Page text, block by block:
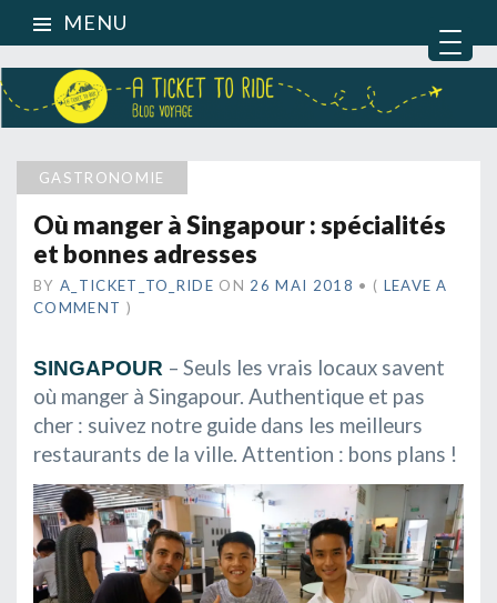
MENU
GASTRONOMIE
Où manger à Singapour : spécialités
et bonnes adresses
BY A_TICKET_TO_RIDE ON 26 MAI 2018 • ( LEAVE A
COMMENT )
SINGAPOUR – Seuls les vrais locaux savent
où manger à Singapour. Authentique et pas
cher : suivez notre guide dans les meilleurs
restaurants de la ville. Attention : bons plans !